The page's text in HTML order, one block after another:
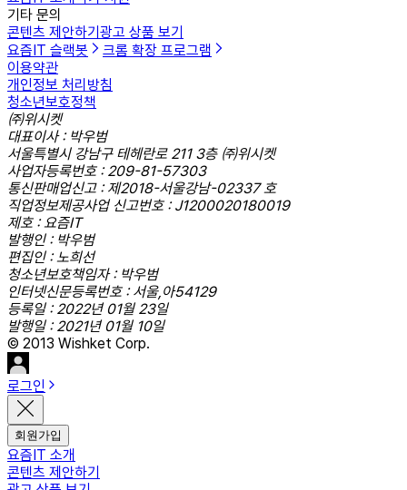
기타 문의
콘텐츠 제안하기 광고 상품 보기
요즘IT 슬랙봇
크롬 확장 프로그램
이용약관
개인정보 처리방침
청소년보호정책
㈜위시켓
대표이사 : 박우범
서울특별시 강남구 테헤란로 211 3층 ㈜위시켓
사업자등록번호 : 209-81-57303
통신판매업신고 : 제2018-서울강남-02337 호
직업정보제공사업 신고번호 : J1200020180019
제호 : 요즘IT
발행인 : 박우범
편집인 : 노희선
청소년보호책임자 : 박우범
인터넷신문등록번호 : 서울,아54129
등록일 : 2022년 01월 23일
발행일 : 2021년 01월 10일
© 2013 Wishket Corp.
로그인
회원가입
요즘IT 소개
콘텐츠 제안하기